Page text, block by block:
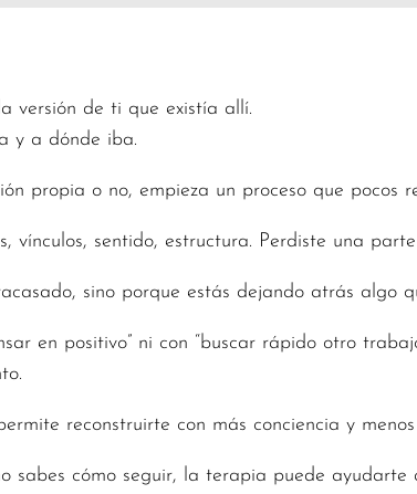
versión de ti que existía allí.
y a dónde iba.
propia o no, empieza un proceso que pocos
vínculos, sentido, estructura. Perdiste una
sino porque estás dejando atrás algo
en positivo” ni con “buscar rápido otro
reconstruirte con más conciencia y
sabes cómo seguir, la terapia puede